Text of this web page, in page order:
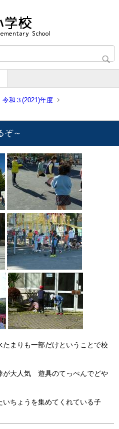
令和３(2021)年度
ぞ～
まりも一部だけということで校
大人気 遊具のてっぺんでどや
ちょうを集めてくれている子